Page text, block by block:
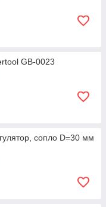
GB-0023
сопло D=30 мм